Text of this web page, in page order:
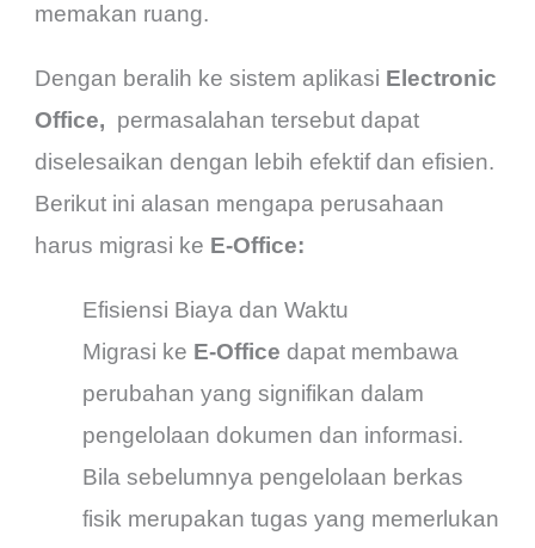
memakan ruang.
Dengan beralih ke sistem aplikasi Electronic
Office, permasalahan tersebut dapat
diselesaikan dengan lebih efektif dan efisien.
Berikut ini alasan mengapa perusahaan
harus migrasi ke E-Office:
Efisiensi Biaya dan Waktu
Migrasi ke E-Office dapat membawa
perubahan yang signifikan dalam
pengelolaan dokumen dan informasi.
Bila sebelumnya pengelolaan berkas
fisik merupakan tugas yang memerlukan